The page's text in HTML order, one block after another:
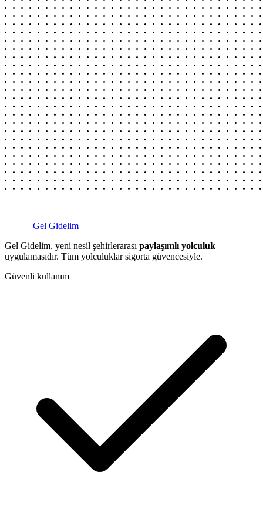
Gel Gidelim
Gel Gidelim, yeni nesil şehirlerarası paylaşımlı yolculuk
uygulamasıdır. Tüm yolculuklar sigorta güvencesiyle.
Güvenli kullanım